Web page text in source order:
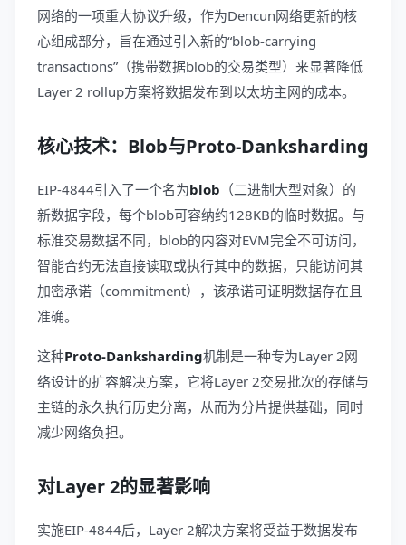
网络的一项重大协议升级，作为Dencun网络更新的核
心组成部分，旨在通过引入新的“blob-carrying
transactions”（携带数据blob的交易类型）来显著降低
Layer 2 rollup方案将数据发布到以太坊主网的成本。
核心技术：Blob与Proto-Danksharding
EIP-4844引入了一个名为blob （二进制大型对象）的
新数据字段，每个blob可容纳约128KB的临时数据。与
标准交易数据不同，blob的内容对EVM完全不可访问，
智能合约无法直接读取或执行其中的数据，只能访问其
加密承诺（commitment），该承诺可证明数据存在且
准确。
这种Proto-Danksharding机制是一种专为Layer 2网
络设计的扩容解决方案，它将Layer 2交易批次的存储与
主链的永久执行历史分离，从而为分片提供基础，同时
减少网络负担。
对Layer 2的显著影响
实施EIP-4844后，Layer 2解决方案将受益于数据发布